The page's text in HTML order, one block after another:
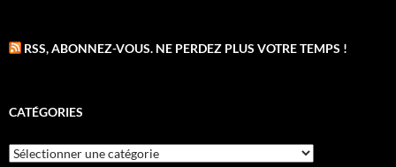
RSS, ABONNEZ-VOUS. NE PERDEZ PLUS VOTRE TEMPS !
CATÉGORIES
Catégories